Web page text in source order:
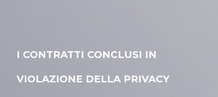
I CONTRATTI CONCLUSI IN
VIOLAZIONE DELLA PRIVACY